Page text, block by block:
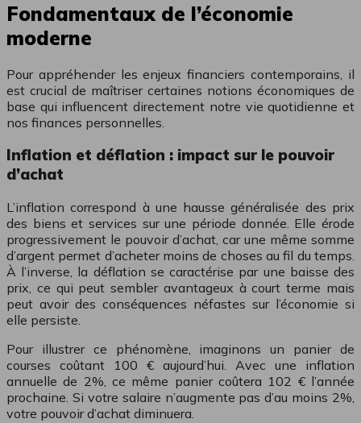
Fondamentaux de l’économie
moderne
Pour appréhender les enjeux financiers contemporains, il
est crucial de maîtriser certaines notions économiques de
base qui influencent directement notre vie quotidienne et
nos finances personnelles.
Inflation et déflation : impact sur le pouvoir
d’achat
L’inflation correspond à une hausse généralisée des prix
des biens et services sur une période donnée. Elle érode
progressivement le pouvoir d’achat, car une même somme
d’argent permet d’acheter moins de choses au fil du temps.
À l’inverse, la déflation se caractérise par une baisse des
prix, ce qui peut sembler avantageux à court terme mais
peut avoir des conséquences néfastes sur l’économie si
elle persiste.
Pour illustrer ce phénomène, imaginons un panier de
courses coûtant 100 € aujourd’hui. Avec une inflation
annuelle de 2%, ce même panier coûtera 102 € l’année
prochaine. Si votre salaire n’augmente pas d’au moins 2%,
votre pouvoir d’achat diminuera.